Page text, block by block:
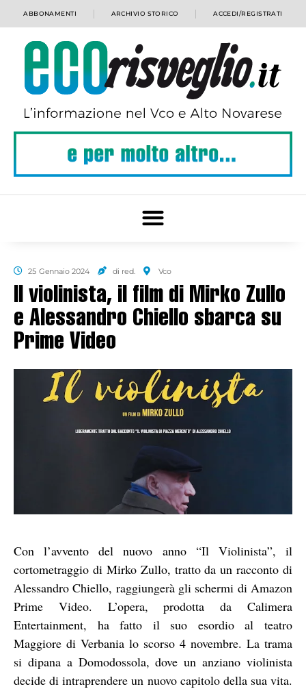
ABBONAMENTI ARCHIVIO STORICO ACCEDI/REGISTRATI
25 Gennaio 2024 di red. Vco
Il violinista, il film di Mirko Zullo
e Alessandro Chiello sbarca su
Prime Video
Con l’avvento del nuovo anno “Il Violinista”, il
cortometraggio di Mirko Zullo, tratto da un racconto di
Alessandro Chiello, raggiungerà gli schermi di Amazon
Prime Video. L’opera, prodotta da Calimera
Entertainment, ha fatto il suo esordio al teatro
Maggiore di Verbania lo scorso 4 novembre. La trama
si dipana a Domodossola, dove un anziano violinista
decide di intraprendere un nuovo capitolo della sua vita.